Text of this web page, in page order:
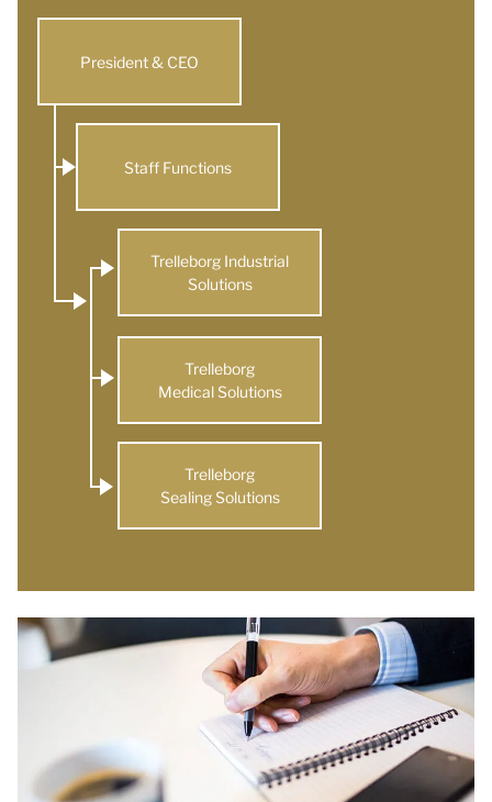
President & CEO
Staff Functions
Trelleborg Industrial
Solutions
Trelleborg
Medical Solutions
Trelleborg
Sealing Solutions